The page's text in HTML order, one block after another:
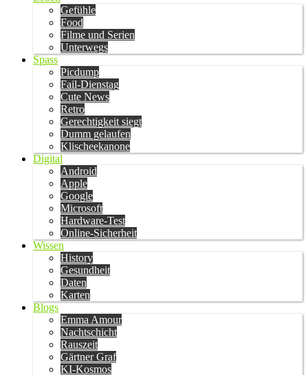
Gefühle
Food
Filme und Serien
Unterwegs
Spass
Picdump
Fail-Dienstag
Cute News
Retro
Gerechtigkeit siegt
Dumm gelaufen
Klischeekanone
Digital
Android
Apple
Google
Microsoft
Hardware-Test
Online-Sicherheit
Wissen
History
Gesundheit
Daten
Karten
Blogs
Emma Amour
Nachtschicht
Rauszeit
Gärtner Graf
KI-Kosmos